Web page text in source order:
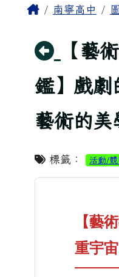
主內容區
Home南寧高中
回上頁
【藝
鑑】戲劇
藝術的美
標籤： 活動/
【藝
重宇